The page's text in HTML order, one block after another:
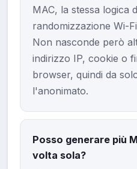
MAC, la stessa logica
randomizzazione Wi-
Non nasconde però
indirizzo IP, cookie o
browser, quindi da
l'anonimato.
Posso generare più
volta sola?